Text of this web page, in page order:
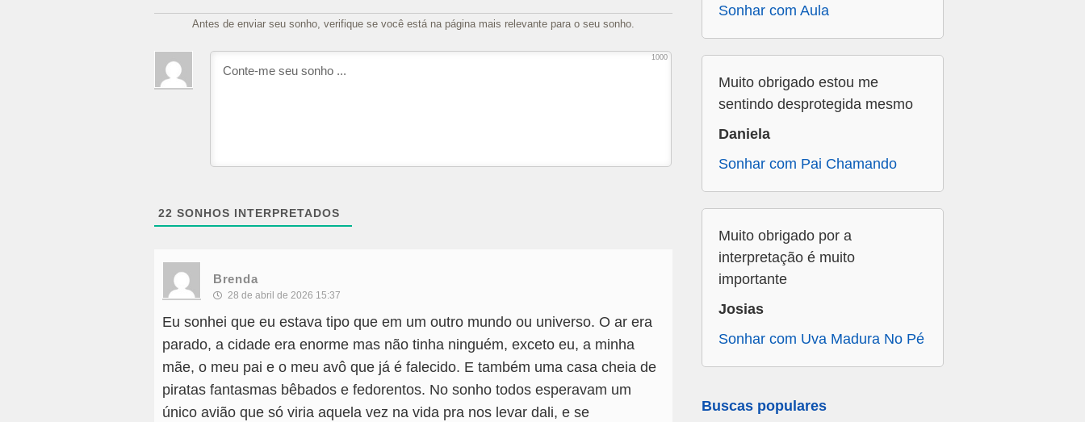
Antes de enviar seu sonho, verifique se você está na página mais relevante para o seu sonho.
1000
22 SONHOS INTERPRETADOS
Brenda
28 de abril de 2026 15:37
Eu sonhei que eu estava tipo que em um outro mundo ou universo. O ar era
parado, a cidade era enorme mas não tinha ninguém, exceto eu, a minha
mãe, o meu pai e o meu avô que já é falecido. E também uma casa cheia de
piratas fantasmas bêbados e fedorentos. No sonho todos esperavam um
único avião que só viria aquela vez na vida pra nos levar dali, e se
Sonhar com Aula
Muito obrigado estou me
sentindo desprotegida mesmo
Daniela
Sonhar com Pai Chamando
Muito obrigado por a
interpretação é muito
importante
Josias
Sonhar com Uva Madura No Pé
Buscas populares